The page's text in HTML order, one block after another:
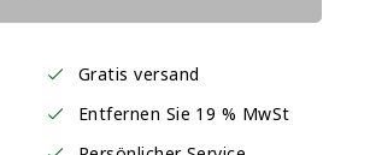
Gratis versand
Entfernen Sie 19 % MwSt